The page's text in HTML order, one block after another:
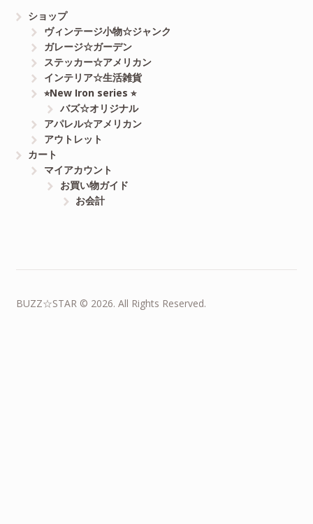
ショップ
ヴィンテージ小物☆ジャンク
ガレージ☆ガーデン
ステッカー☆アメリカン
インテリア☆生活雑貨
⭐︎New Iron series ⭐︎
バズ☆オリジナル
アパレル☆アメリカン
アウトレット
カート
マイアカウント
お買い物ガイド
お会計
BUZZ☆STAR © 2026. All Rights Reserved.